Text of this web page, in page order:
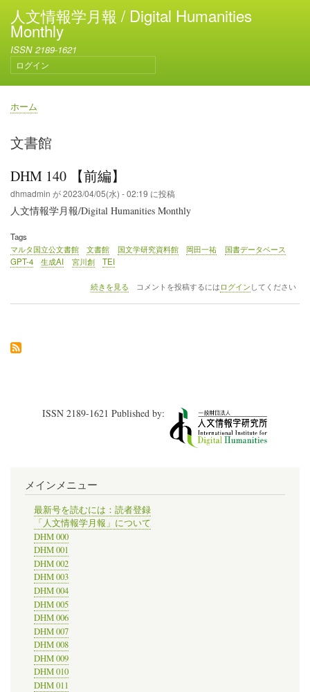
メ
イ
コ
テ
人文情報学月報 / Digital Humanities
Monthly
ISSN 2189-1621
ユ
ー
ザ
ー
カ
ン
ト
メ
ニ
ー
ログイン
パ
く
ホーム
文書館
DHM 140 【前編】
dhmadmin が2023/04/05(水) - 02:19 に投稿
人文情報学月報/Digital Humanities Monthly
Tags
マルタ国立公文書館
文書館 国文学研究資料館 岡田一祐
国書データベース
GPT-4
生成AI 宮川創 TEI
DHM
続きを見る コメントを投稿するには ログイン してください
ISSN 2189-1621 Published by:
メインメニュー
最新号を読むには：読者登録
「人文情報学月報」について
DHM 000
DHM 001
DHM 002
DHM 003
DHM 004
DHM 005
DHM 006
DHM 007
DHM 008
DHM 009
DHM 010
DHM 011